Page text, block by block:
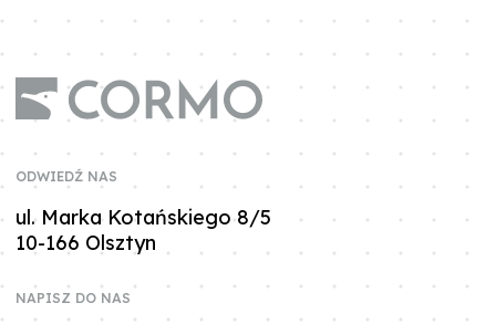
ODWIEDŹ NAS
ul. Marka Kotańskiego 8/5
10-166 Olsztyn
NAPISZ DO NAS